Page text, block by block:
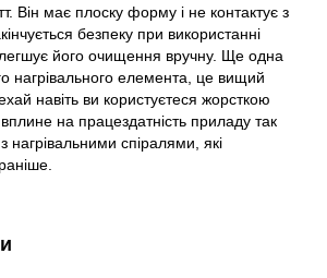
Він має плоску форму і не контактує з
безпеку при використанні
його очищення вручну. Ще одна
нагрівального елемента, це вищий
навіть ви користуєтеся жорсткою
на працездатність приладу так
нагрівальними спіралями, які